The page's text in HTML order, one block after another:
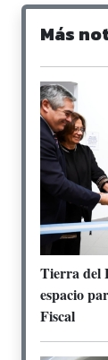
Más
Tierra del
espacio
Fiscal